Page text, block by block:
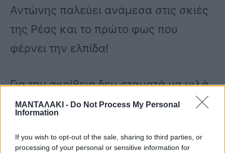
ΜΑΝΤΑΛΑΚΙ - Do Not Process My Personal
Information
If you wish to opt-out of the sale, sharing to third parties, or
processing of your personal or sensitive information for
Αντώνης παλεύει ανάμεσα στις σκιές
της Ρέας και το πρώτο φως που
φέρνει την ελπίδα!
Για την ακρίβεια δεν σταματά να μιλά
στον ύπνο του και να αναφέρει
ξανά η Μαρίνα. Μαζί με την Ντίνα και